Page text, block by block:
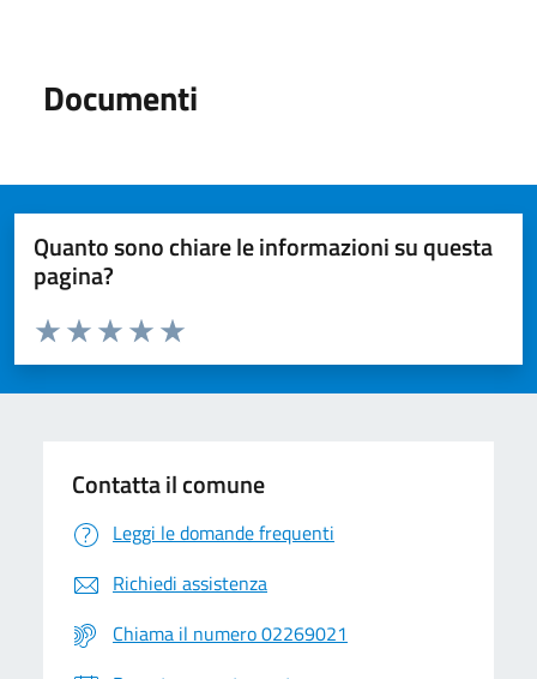
Documenti
Quanto sono chiare le informazioni su questa
pagina?
Valuta da 1 a 5 stelle la pagina
Valuta 5 stelle su 5
Valuta 4 stelle su 5
Valuta 3 stelle su 5
Valuta 2 stelle su 5
Valuta 1 stelle su 5
Contatta il comune
Leggi le domande frequenti
Richiedi assistenza
Chiama il numero 02269021